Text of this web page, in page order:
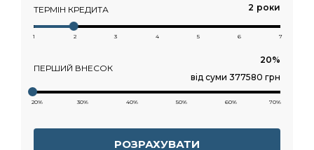
ТЕРМІН КРЕДИТА роки
1 2 3 4 5 6 7
ПЕРШИЙ ВНЕСОК
від суми 377580 грн
20% 30% 40% 50% 60% 70%
РОЗРАХУВАТИ